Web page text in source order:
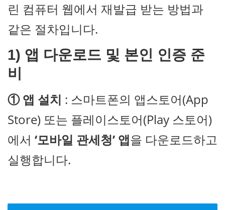
린 컴퓨터 웹에서 재발급 받는 방법과
같은 절차입니다.
1) 앱 다운로드 및 본인 인증 준
비
① 앱 설치 : 스마트폰의 앱스토어(App
Store) 또는 플레이스토어(Play 스토어)
에서 ‘모바일 관세청’ 앱을 다운로드하고
실행합니다.